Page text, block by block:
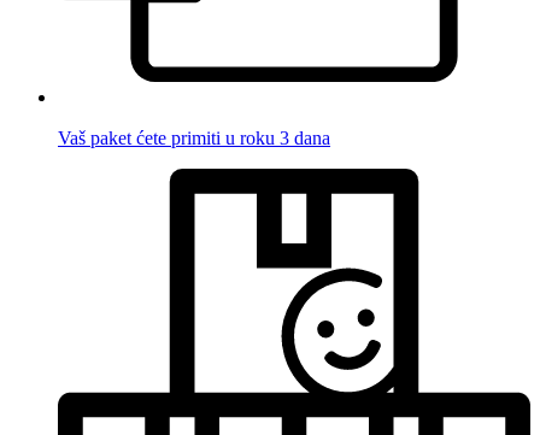
Vaš paket ćete primiti u roku 3 dana